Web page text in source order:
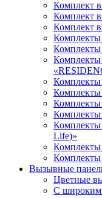
Комплект
Комплект
Комплект
Комплекты
Комплекты
Life)»
Вызывные
Цветные
С широким